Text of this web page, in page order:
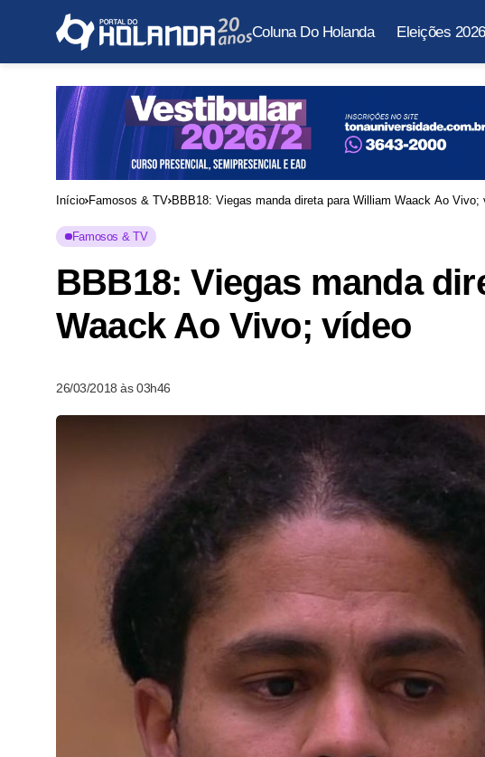
Coluna Do Holanda Eleições 2026
Início Famosos & TV BBB18: Viegas manda direta para William Waack Ao Vivo;
Famosos & TV
BBB18: Viegas manda
Waack Ao Vivo; vídeo
26/03/2018 às 03h46